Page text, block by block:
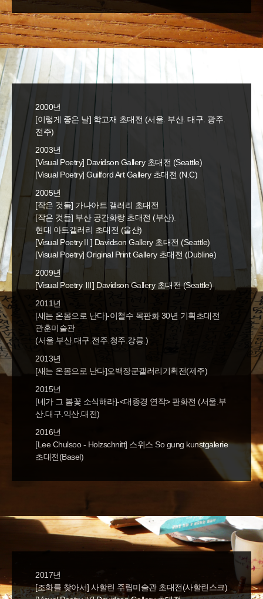
2000년
[이렇게 좋은 날] 학고재 초대전 (서울. 부산. 대구. 광주.
전주)
2003년
[Visual Poetry] Davidson Gallery 초대전 (Seattle)
[Visual Poetry] Guilford Art Gallery 초대전 (N.C)
2005년
[작은 것들] 가나아트 갤러리 초대전
[작은 것들] 부산 공간화랑 초대전 (부산).
현대 아트갤러리 초대전 (울산)
[Visual PoetryⅡ] Davidson Gallery 초대전 (Seattle)
[Visual Poetry] Original Print Gallery 초대전 (Dubline)
2009년
[Visual Poetry Ⅲ] Davidson Gallery 초대전 (Seattle)
2011년
[새는 온몸으로 난다]-이철수 목판화 30년 기획초대전
관훈미술관
(서울.부산.대구.전주.청주.강릉.)
2013년
[새는 온몸으로 난다]오백장군갤러리기획전(제주)
2015년
[네가 그 봄꽃 소식해라]-<대종경 연작> 판화전 (서울.부
산.대구.익산.대전)
2016년
[Lee Chulsoo - Holzschnitt] 스위스 So gung kunstgalerie
초대전(Basel)
2017년
[조화를 찾아서] 사할린 주립미술관 초대전(사할린스크)